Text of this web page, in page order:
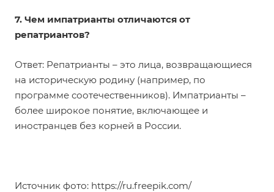
7. Чем импатрианты отличаются от
репатриантов?
Ответ: Репатрианты – это лица, возвращающиеся
на историческую родину (например, по
программе соотечественников). Импатрианты –
более широкое понятие, включающее и
иностранцев без корней в России.
Источник фото: https://ru.freepik.com/